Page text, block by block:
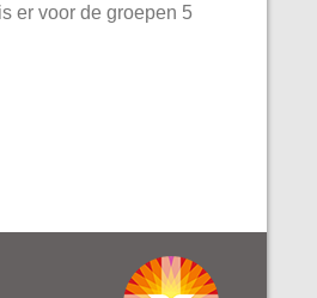
er voor de groepen 5